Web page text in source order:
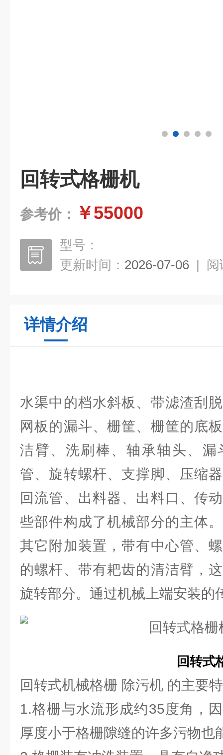
回转式格栅机
参考价： ￥55000
型号：
更新时间： 2026-07-06 | 阅
详情介绍
水渠中的档水斜板、带滤渣刮
网板的漏斗、栅筐、栅筐的底
洁臂、洗刷棒、轴承轴头、漏
管、旋转螺杆、支撑脚、压缩
回流管、出料器、出料口、传
些部件构成了机械部分的主体
其它附加装置，带有中心管、
的螺杆、带有耙齿的清洁臂，
旋转部分。通过机械上端安装的
回转式
回转式机械格栅 除污机 的主要
1.格栅与水流形成约35度角，
厚度小于格栅隙缝的许多污物也